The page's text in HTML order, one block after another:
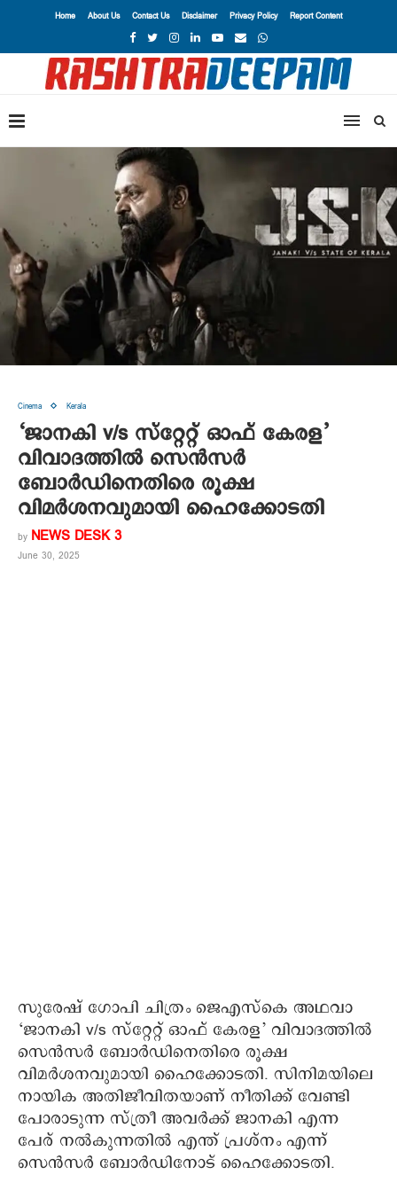
Home About Us Contact Us Disclaimer Privacy Policy Report Content
Cinema Kerala
‘ജാനകി v/s സ്റ്റേറ്റ് ഓഫ് കേരള’
വിവാദത്തിൽ സെന്‍സര്‍
ബോര്‍ഡിനെതിരെ രൂക്ഷ
വിമര്‍ശനവുമായി ഹൈക്കോടതി
by NEWS DESK 3
June 30, 2025
സുരേഷ് ​ഗോപി ചിത്രം ജെഎസ്കെ അഥവാ
‘ജാനകി v/s സ്റ്റേറ്റ് ഓഫ് കേരള’ വിവാദത്തിൽ
സെന്‍സര്‍ ബോര്‍ഡിനെതിരെ രൂക്ഷ
വിമര്‍ശനവുമായി ഹൈക്കോടതി. സിനിമയിലെ
നായിക അതിജീവിതയാണ് നീതിക്ക് വേണ്ടി
പോരാടുന്ന സ്ത്രീ അവർക്ക് ജാനകി എന്ന
പേര് നൽകുന്നതിൽ എന്ത് പ്രശ്നം എന്ന്
സെൻസർ ബോർഡിനോട് ഹൈക്കോടതി.